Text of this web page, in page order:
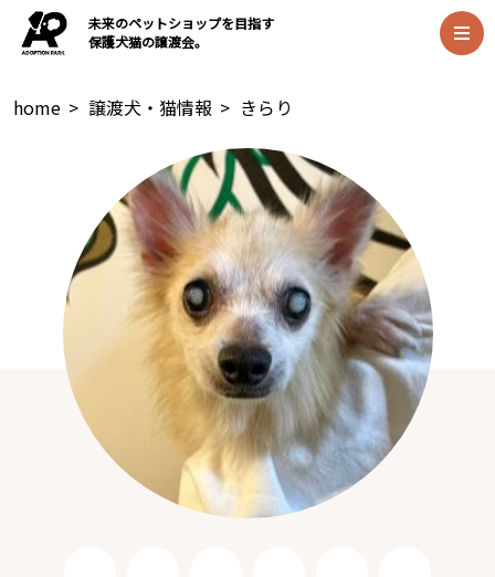
未来のペットショップを目指す
保護犬猫の譲渡会。
home > 譲渡犬・猫情報 > きらり